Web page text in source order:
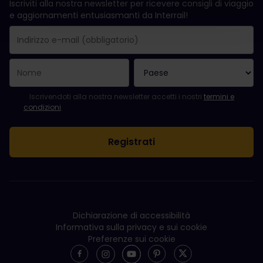
Iscriviti alla nostra newsletter per ricevere consigli di viaggio
e aggiornamenti entusiasmanti da Interrail!
La registrazione è avvenuta con successo.
Il campo "Indirizzo e-mail" è obbligatorio.
L'indirizzo e-mail non è valido.
Si è verificato un errore durante l'iscrizione alla newsletter.
Sei già iscritto a questa newsletter!
Per iscriversi alla newsletter, accettare i termini e le condizioni.
Iscrivendoti alla nostra newsletter accetti i nostri termini e
condizioni.
Dichiarazione di accessibilità
Informativa sulla privacy e sui cookie
Preferenze sui cookie